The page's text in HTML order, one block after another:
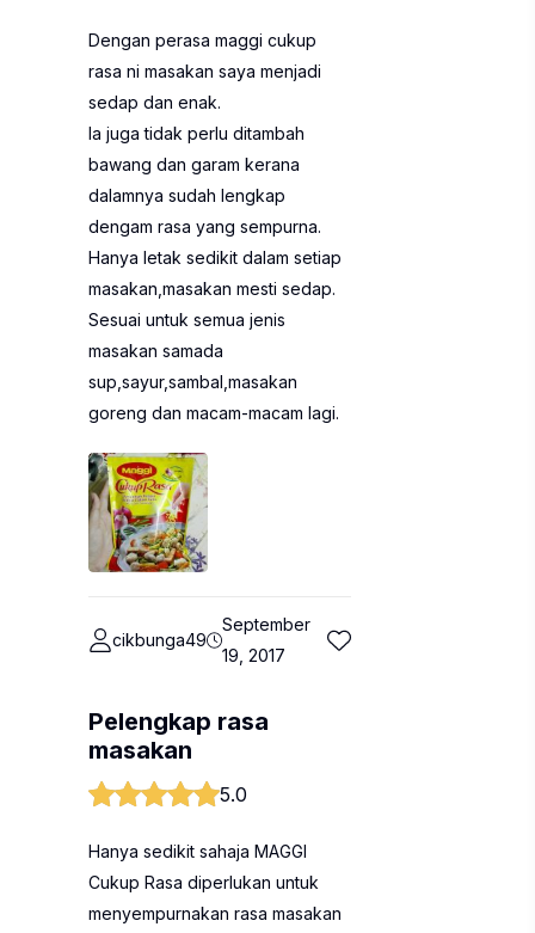
Dengan perasa maggi cukup
rasa ni masakan saya menjadi
sedap dan enak.
Ia juga tidak perlu ditambah
bawang dan garam kerana
dalamnya sudah lengkap
dengam rasa yang sempurna.
Hanya letak sedikit dalam setiap
masakan,masakan mesti sedap.
Sesuai untuk semua jenis
masakan samada
sup,sayur,sambal,masakan
goreng dan macam-macam lagi.
cikbunga49
September
19, 2017
Pelengkap rasa
masakan
5.0
Hanya sedikit sahaja MAGGI
Cukup Rasa diperlukan untuk
menyempurnakan rasa masakan